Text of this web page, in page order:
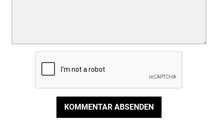
KOMMENTAR ABSENDEN